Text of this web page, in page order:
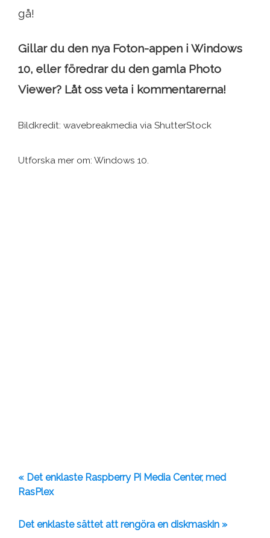
gå!
Gillar du den nya Foton-appen i Windows
10, eller föredrar du den gamla Photo
Viewer? Låt oss veta i kommentarerna!
Bildkredit: wavebreakmedia via ShutterStock
Utforska mer om: Windows 10.
« Det enklaste Raspberry Pi Media Center, med
RasPlex
Det enklaste sättet att rengöra en diskmaskin »